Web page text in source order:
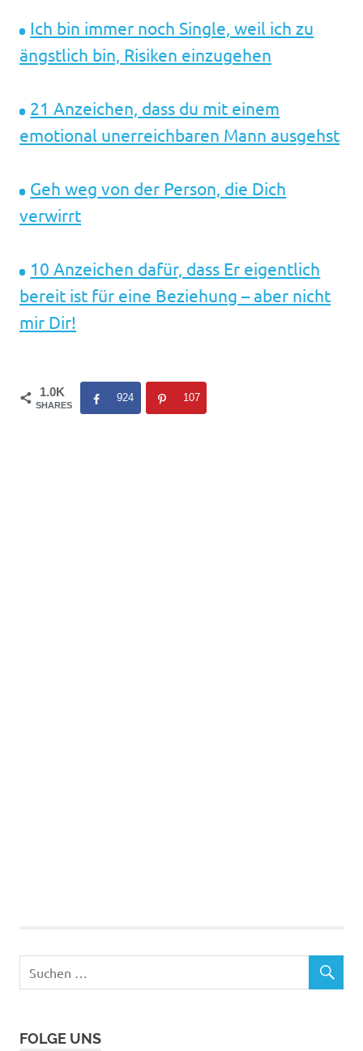
Ich bin immer noch Single, weil ich zu
ängstlich bin, Risiken einzugehen
21 Anzeichen, dass du mit einem
emotional unerreichbaren Mann ausgehst
Geh weg von der Person, die Dich
verwirrt
10 Anzeichen dafür, dass Er ​eigentlich
bereit ist für eine Beziehung – aber nicht
mir Dir​!
1.0K
SHARES
924 107
FOLGE UNS